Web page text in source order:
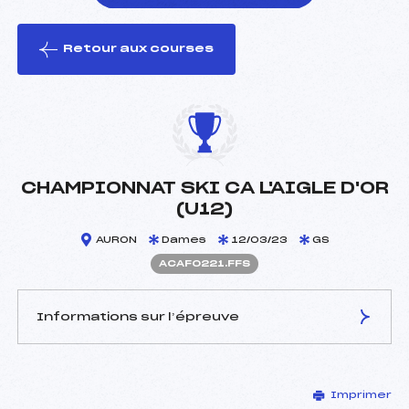
le ski
Retour aux courses
CHAMPIONNAT SKI CA L'AIGLE D'OR
(U12)
AURON Dames 12/03/23 GS
ACAF0221.FFS
Informations sur l’épreuve
ASTRAUDO PIERRE (CA)
Imprimer